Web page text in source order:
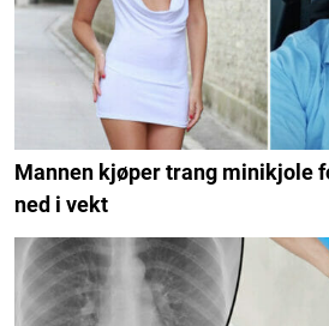
Mannen kjøper trang minikjole
ned i vekt